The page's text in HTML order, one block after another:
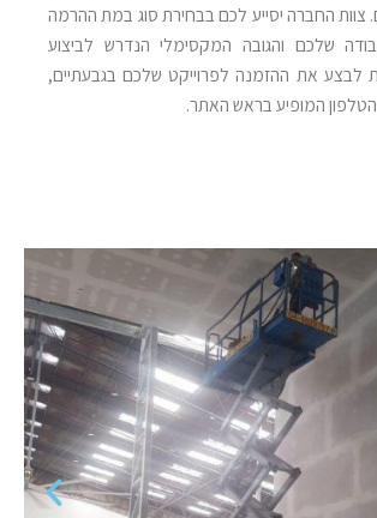
צוות החברה יסייע לכם בבחירת סוג במת ההרמה
שלכם והגובה המקסימלי הנדרש לביצוע
לבצע את ההזמנה לפרוייקט שלכם בגבעתיים,
המופיע בראש האתר.